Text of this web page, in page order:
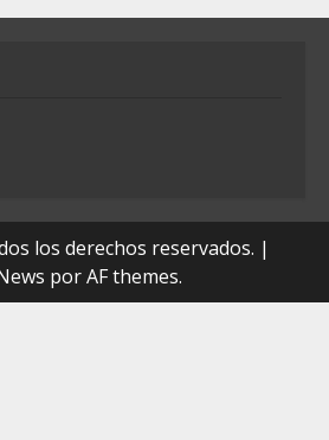
los derechos reservados. |
por AF themes.